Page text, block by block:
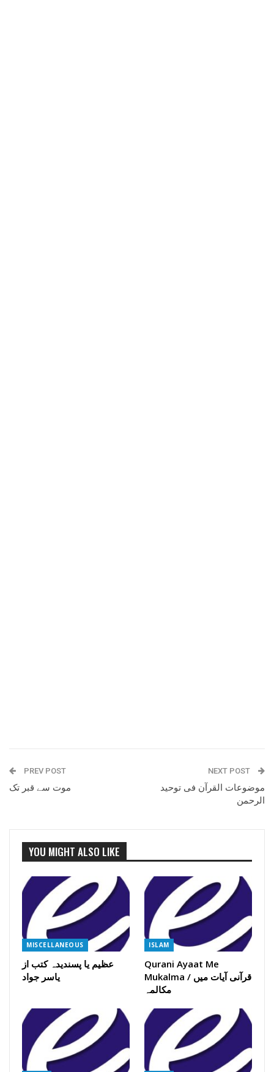
PREV POST
موت سے قبر تک
NEXT POST
موضوعات القرآن فی توحید
الرحمن
YOU MIGHT ALSO LIKE
MISCELLANEOUS
عظیم یا پسندیدہ کتب از
یاسر جواد
ISLAM
Qurani Ayaat Me
Mukalma / قرآنی آیات میں
مکالمہ